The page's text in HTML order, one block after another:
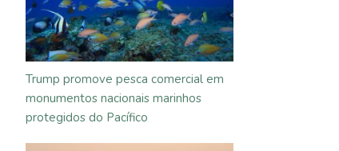
Trump promove pesca comercial em
monumentos nacionais marinhos
protegidos do Pacífico